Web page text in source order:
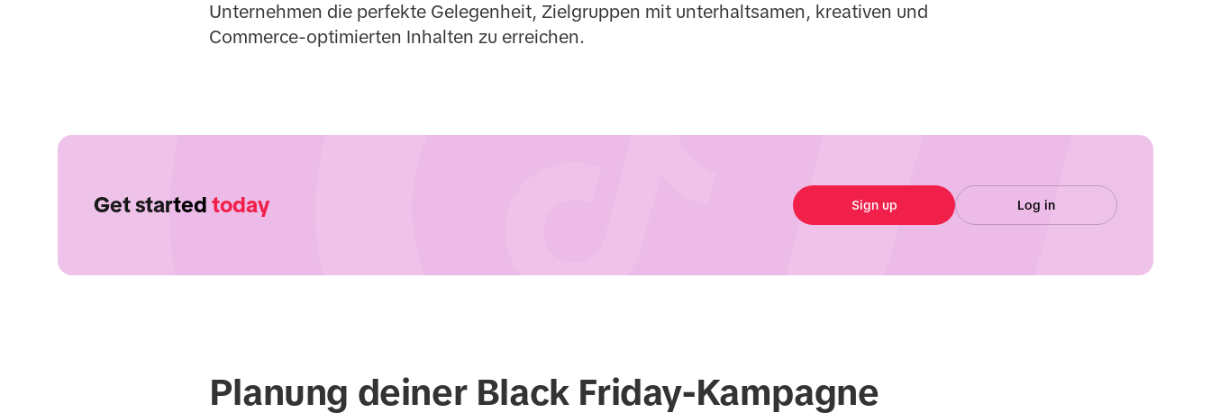
Unternehmen die perfekte Gelegenheit, Zielgruppen mit unterhaltsamen, kreativen und
Commerce-optimierten Inhalten zu erreichen.
Get started today Sign up Log in
Planung deiner Black Friday-Kampagne